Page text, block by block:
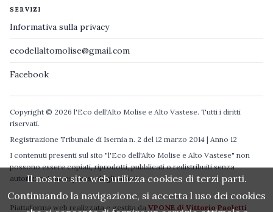
SERVIZI
Informativa sulla privacy
ecodellaltomolise@gmail.com
Facebook
Copyright © 2026 l'Eco dell'Alto Molise e Alto Vastese. Tutti i diritti
riservati.
Registrazione Tribunale di Isernia n. 2 del 12 marzo 2014 | Anno 12
I contenuti presenti sul sito "l'Eco dell'Alto Molise e Alto Vastese" non
possono essere copiati, riprodotti, pubblicati o redistribuiti senza
autorizzazione espressa degli autori.
Piattaforma web realizzata e gestita da VPONE di Vittorio Paoletti
Il nostro sito web utilizza cookies di terzi parti.
Continuando la navigazione, si accetta l uso dei cookies